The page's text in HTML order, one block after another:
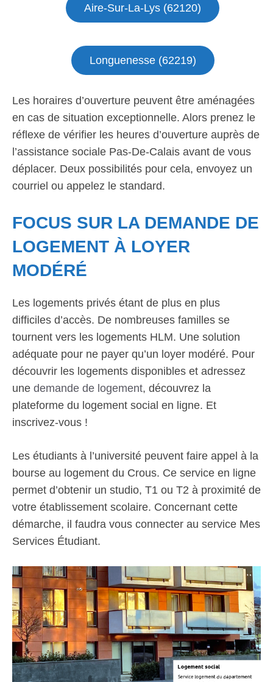
Aire-Sur-La-Lys (62120)
Longuenesse (62219)
Les horaires d’ouverture peuvent être aménagées
en cas de situation exceptionnelle. Alors prenez le
réflexe de vérifier les heures d’ouverture auprès de
l’assistance sociale Pas-De-Calais avant de vous
déplacer. Deux possibilités pour cela, envoyez un
courriel ou appelez le standard.
FOCUS SUR LA DEMANDE DE
LOGEMENT À LOYER
MODÉRÉ
Les logements privés étant de plus en plus
difficiles d’accès. De nombreuses familles se
tournent vers les logements HLM. Une solution
adéquate pour ne payer qu’un loyer modéré. Pour
découvrir les logements disponibles et adressez
une demande de logement, découvrez la
plateforme du logement social en ligne. Et
inscrivez-vous !
Les étudiants à l’université peuvent faire appel à la
bourse au logement du Crous. Ce service en ligne
permet d’obtenir un studio, T1 ou T2 à proximité de
votre établissement scolaire. Concernant cette
démarche, il faudra vous connecter au service Mes
Services Étudiant.